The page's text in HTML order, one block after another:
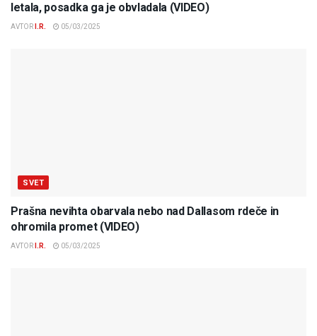
letala, posadka ga je obvladala (VIDEO)
AVTOR I.R. 05/03/2025
SVET
Prašna nevihta obarvala nebo nad Dallasom rdeče in
ohromila promet (VIDEO)
AVTOR I.R. 05/03/2025